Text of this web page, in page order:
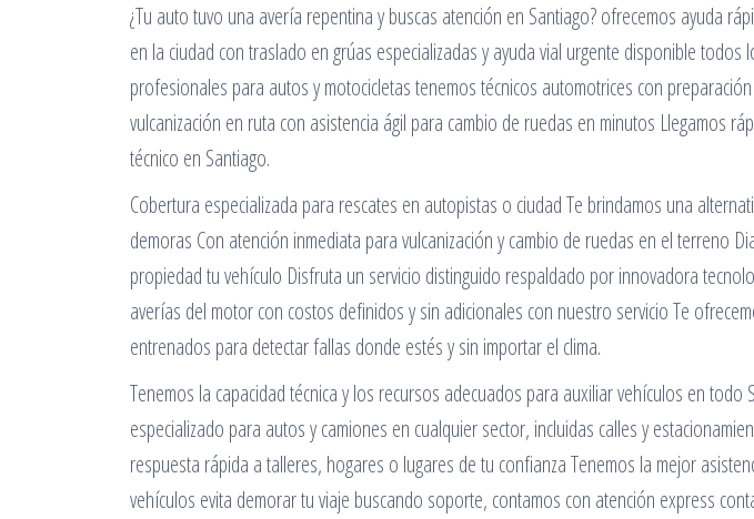
¿Tu auto tuvo una avería repentina y buscas atención en Santiago? ofrecemos ayuda
en la ciudad con traslado en grúas especializadas y ayuda vial urgente disponible
profesionales para autos y motocicletas tenemos técnicos automotrices con
vulcanización en ruta con asistencia ágil para cambio de ruedas en minutos Llegamos
técnico en Santiago.
Cobertura especializada para rescates en autopistas o ciudad Te brindamos una
demoras Con atención inmediata para vulcanización y cambio de ruedas en el terreno
propiedad tu vehículo Disfruta un servicio distinguido respaldado por innovadora
averías del motor con costos definidos y sin adicionales con nuestro servicio Te
entrenados para detectar fallas donde estés y sin importar el clima.
Tenemos la capacidad técnica y los recursos adecuados para auxiliar vehículos en todo
especializado para autos y camiones en cualquier sector, incluidas calles y
respuesta rápida a talleres, hogares o lugares de tu confianza Tenemos la mejor
vehículos evita demorar tu viaje buscando soporte, contamos con atención express